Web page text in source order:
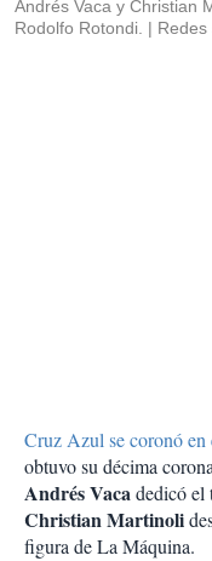
Andrés Vaca y Christian
Rodolfo Rotondi.
Cruz Azul se coronó
obtuvo su décima
Andrés Vacadedicó el
Christian Martinoli
figura de La Máquina.